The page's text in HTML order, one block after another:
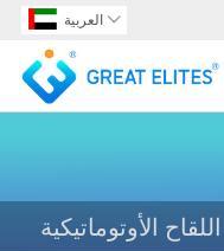
العربية 
الأوتوماتيكية